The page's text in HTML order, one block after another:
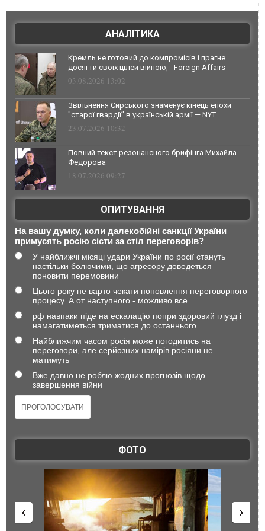
АНАЛІТИКА
Кремль не готовий до компромісів і прагне
досягти своїх цілей війною, - Foreign Affairs
03.08.2026 13:02
Звільнення Сирського знаменує кінець епохи
"старої гвардії" в українській армії — NYT
23.07.2026 10:32
Повний текст резонансного брифінга Михайла
Федорова
18.07.2026 09:27
ОПИТУВАННЯ
На вашу думку, коли далекобійні санкції України
примусять росію сісти за стіл переговорів?
У найближчі місяці удари України по росії стануть
настільки болючими, що агресору доведеться
поновити перемовини
Цього року не варто чекати поновлення переговорного
процесу. А от наступного - можливо все
рф навпаки піде на ескалацію попри здоровий глузд і
намагатиметься триматися до останнього
Найближчим часом росія може погодитись на
переговори, але серйозних намірів росіяни не
матимуть
Вже давно не роблю жодних прогнозів щодо
завершення війни
ФОТО